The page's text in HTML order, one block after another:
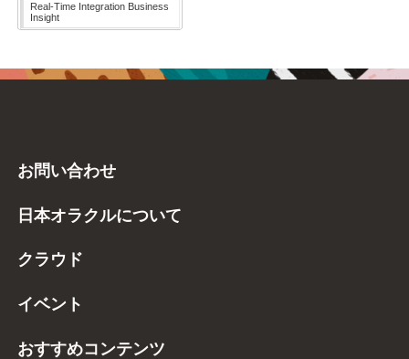
Real-Time Integration Business
Insight
お問い合わせ
日本オラクルについて
クラウド
イベント
おすすめコンテンツ